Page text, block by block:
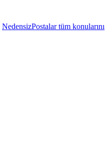
NedensizPostalar tüm konularını